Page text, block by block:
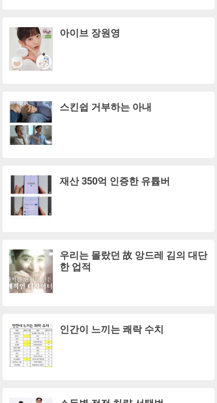
아이브 장원영
스킨쉽 거부하는 아내
재산 350억 인증한 유튭버
우리는 몰랐던 故 앙드레 김의 대단
한 업적
인간이 느끼는 쾌락 수치